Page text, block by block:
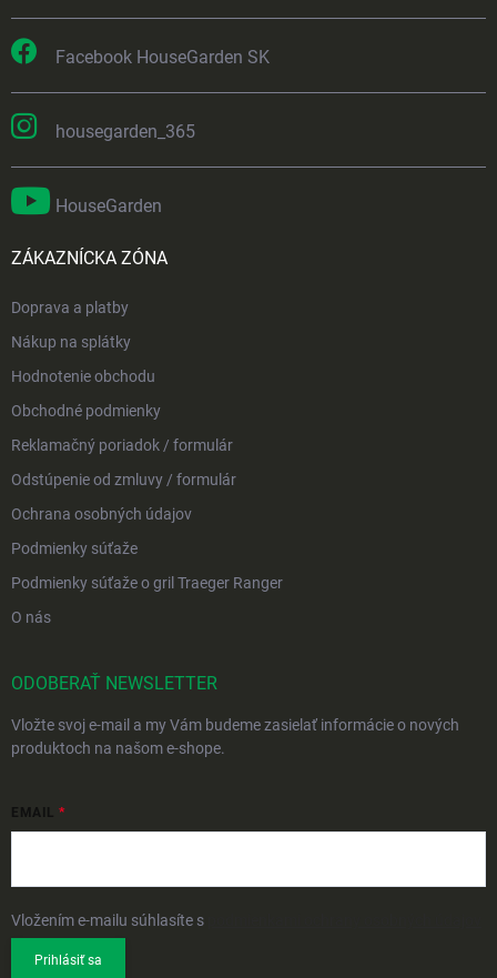
Facebook HouseGarden SK
housegarden_365
HouseGarden
ZÁKAZNÍCKA ZÓNA
Doprava a platby
Nákup na splátky
Hodnotenie obchodu
Obchodné podmienky
Reklamačný poriadok / formulár
Odstúpenie od zmluvy / formulár
Ochrana osobných údajov
Podmienky súťaže
Podmienky súťaže o gril Traeger Ranger
O nás
ODOBERAŤ NEWSLETTER
Vložte svoj e-mail a my Vám budeme zasielať informácie o nových
produktoch na našom e-shope.
EMAIL
Vložením e-mailu súhlasíte s
Prihlásiť sa